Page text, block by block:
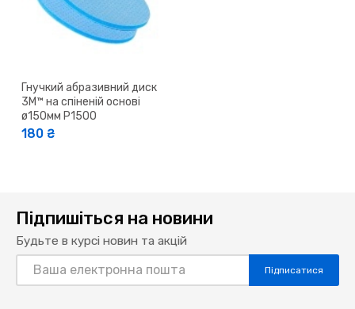
Гнучкий абразивний диск
3M™ на спіненій основі
ø150мм P1500
180 ₴
Підпишіться на новини
Будьте в курсі новин та акцій
Підписатися